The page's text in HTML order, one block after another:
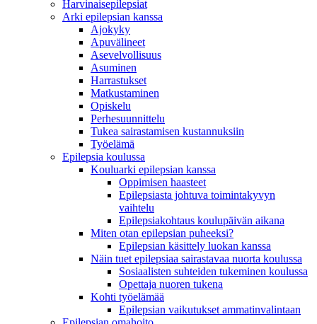
Harvinaisepilepsiat
Arki epilepsian kanssa
Ajokyky
Apuvälineet
Asevelvollisuus
Asuminen
Harrastukset
Matkustaminen
Opiskelu
Perhesuunnittelu
Tukea sairastamisen kustannuksiin
Työelämä
Epilepsia koulussa
Kouluarki epilepsian kanssa
Oppimisen haasteet
Epilepsiasta johtuva toimintakyvyn
vaihtelu
Epilepsiakohtaus koulupäivän aikana
Miten otan epilepsian puheeksi?
Epilepsian käsittely luokan kanssa
Näin tuet epilepsiaa sairastavaa nuorta koulussa
Sosiaalisten suhteiden tukeminen koulussa
Opettaja nuoren tukena
Kohti työelämää
Epilepsian vaikutukset ammatinvalintaan